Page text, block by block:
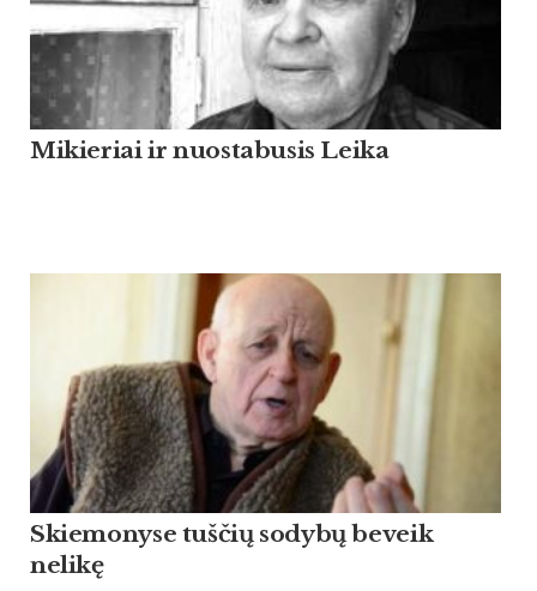
Mikieriai ir nuostabusis Leika
Skiemonyse tuščių sodybų beveik
nelikę